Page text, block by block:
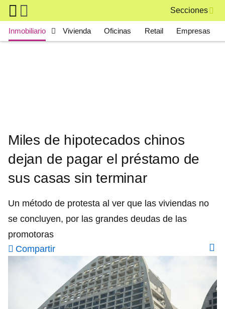
Skip to main content
Secciones
Main navigation
Inmobiliario Vivienda Oficinas Retail Empresas
Miles de hipotecados chinos
dejan de pagar el préstamo de
sus casas sin terminar
Un método de protesta al ver que las viviendas no
se concluyen, por las grandes deudas de las
promotoras
Compartir